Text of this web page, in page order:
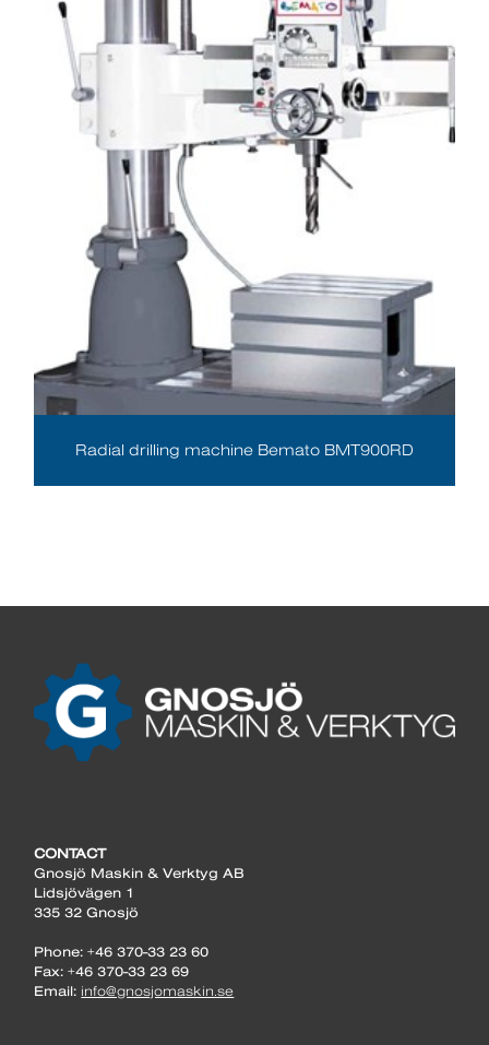
Radial drilling machine Bemato BMT900RD
CONTACT
Gnosjö Maskin & Verktyg AB
Lidsjövägen 1
335 32 Gnosjö
Phone: +46 370-33 23 60
Fax: +46 370-33 23 69
Email: info@gnosjomaskin.se